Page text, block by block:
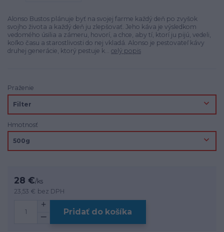
Alonso Bustos plánuje byť na svojej farme každý deň po zvyšok
svojho života a každý deň ju zlepšovať. Jeho káva je výsledkom
vedomého úsilia a zámeru, hovorí, a chce, aby tí, ktorí ju pijú, vedeli,
koľko času a starostlivosti do nej vkladá. Alonso je pestovateľ kávy
druhej generácie, ktorý pestuje k... celý popis
Praženie
Hmotnosť
28 €/ks
23,53 € bez DPH
Pridať do košíka